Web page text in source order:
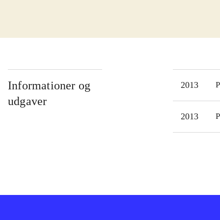
de
Informationer og
udgaver
2013
2013